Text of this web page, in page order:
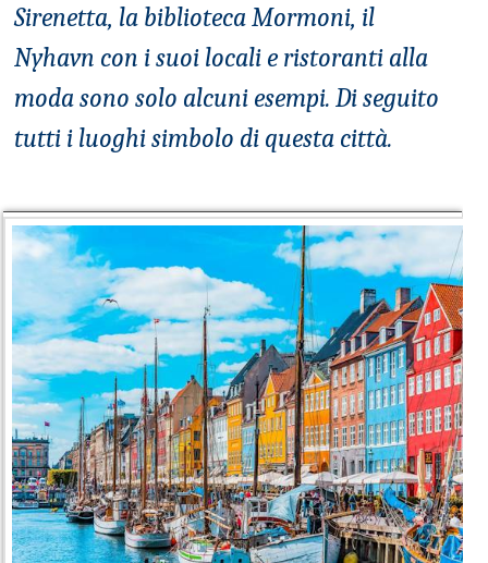
Sirenetta, la biblioteca Mormoni, il
Nyhavn con i suoi locali e ristoranti alla
moda sono solo alcuni esempi. Di seguito
tutti i luoghi simbolo di questa città.